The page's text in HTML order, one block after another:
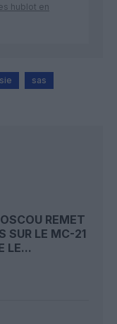
hublot en
sas
REMET
SUR LE MC-21
LE...